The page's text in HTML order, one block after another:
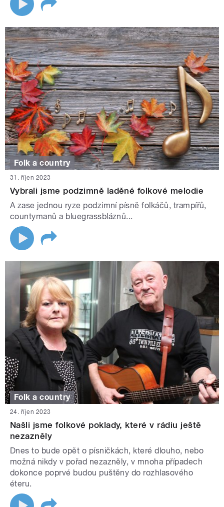
Folk a country
31. říjen 2023
Vybrali jsme podzimně laděné folkové melodie
A zase jednou ryze podzimní písně folkáčů, trampířů,
countymanů a bluegrassbláznů...
Folk a country
24. říjen 2023
Našli jsme folkové poklady, které v rádiu ještě
nezazněly
Dnes to bude opět o písničkách, které dlouho, nebo
možná nikdy v pořad nezazněly, v mnoha případech
dokonce poprvé budou puštěny do rozhlasového
éteru.